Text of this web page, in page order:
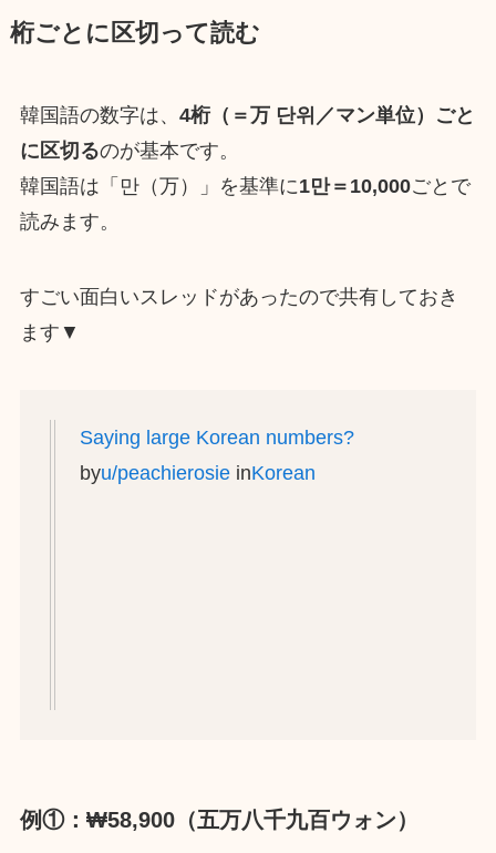
桁ごとに区切って読む
韓国語の数字は、 4桁（＝万 단위／マン単位）ごと
に区切るのが基本です。
韓国語は「만（万）」を基準に1만＝10,000ごとで
読みます。
すごい面白いスレッドがあったので共有しておき
ます▼
Saying large Korean numbers?
byu/peachierosieinKorean
例①：₩58,900（五万八千九百ウォン）